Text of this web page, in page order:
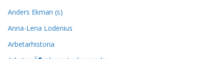
Anders Ekman (s)
Anna-Lena Lodenius
Arbetarhistoria